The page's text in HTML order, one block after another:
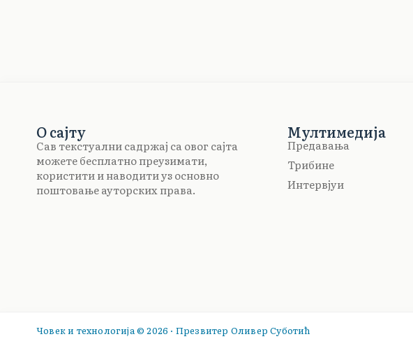
О сајту
Сав текстуални садржај са овог сајта
можете бесплатно преузимати,
користити и наводити уз основно
поштовање ауторских права.
Мултимедија
Предавања
Трибине
Интервјуи
Човек и технологија © 2026 · Презвитер Оливер Суботић